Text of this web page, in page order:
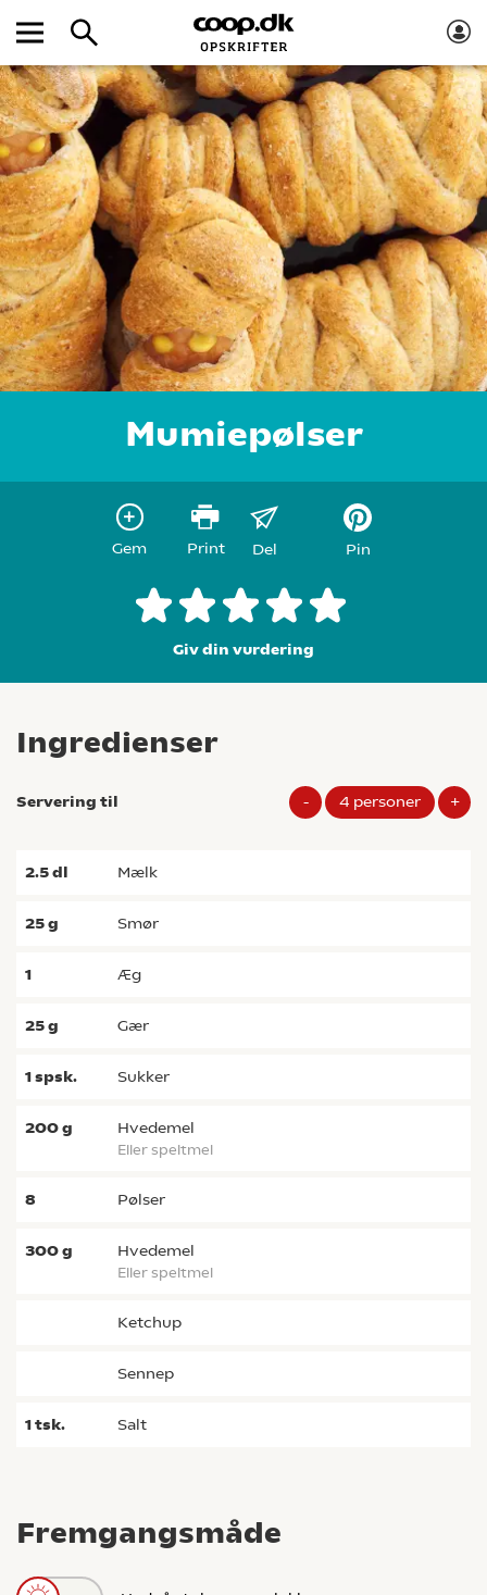
Mumiepølser
Gem Print Del Pin
Giv din vurdering
Fremgangsmåde
Ingredienser
Servering til - 4 personer +
2.5dl mælk
25g smør
1 æg
25g gær
1spsk. sukker
200g hvedemel
eller speltmel
8 pølser
300g hvedemel
eller speltmel
ketchup
sennep
1tsk. salt